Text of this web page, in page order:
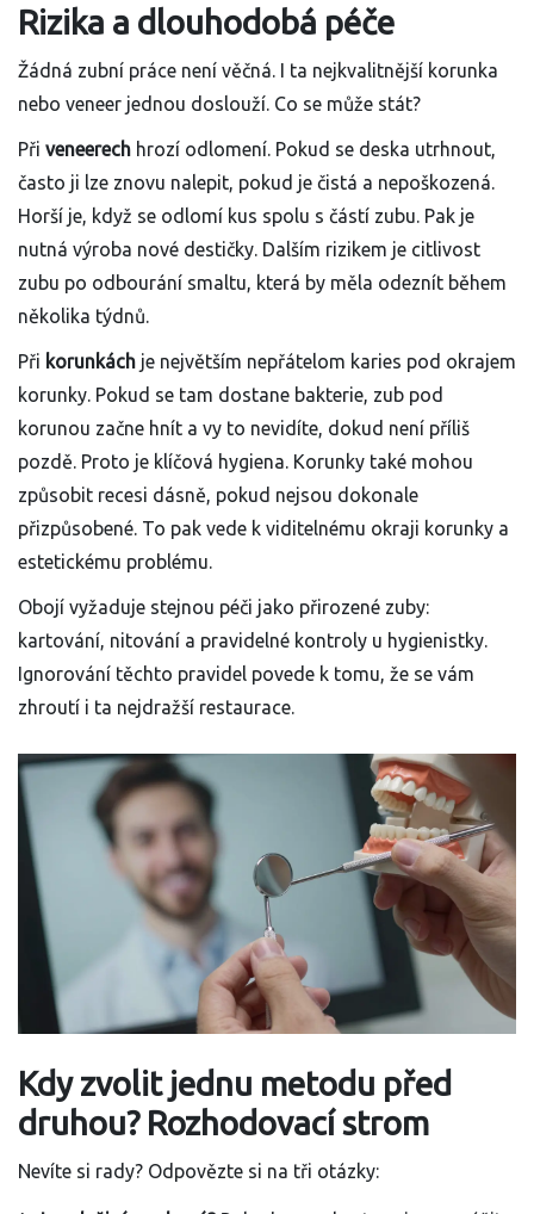
Rizika a dlouhodobá péče
Žádná zubní práce není věčná. I ta nejkvalitnější korunka
nebo veneer jednou doslouží. Co se může stát?
Při veneerech hrozí odlomení. Pokud se deska utrhnout,
často ji lze znovu nalepit, pokud je čistá a nepoškozená.
Horší je, když se odlomí kus spolu s částí zubu. Pak je
nutná výroba nové destičky. Dalším rizikem je citlivost
zubu po odbourání smaltu, která by měla odeznít během
několika týdnů.
Při korunkách je největším nepřátelom karies pod okrajem
korunky. Pokud se tam dostane bakterie, zub pod
korunou začne hnít a vy to nevidíte, dokud není příliš
pozdě. Proto je klíčová hygiena. Korunky také mohou
způsobit recesi dásně, pokud nejsou dokonale
přizpůsobené. To pak vede k viditelnému okraji korunky a
estetickému problému.
Obojí vyžaduje stejnou péči jako přirozené zuby:
kartování, nitování a pravidelné kontroly u hygienistky.
Ignorování těchto pravidel povede k tomu, že se vám
zhroutí i ta nejdražší restaurace.
Kdy zvolit jednu metodu před
druhou? Rozhodovací strom
Nevíte si rady? Odpovězte si na tři otázky: